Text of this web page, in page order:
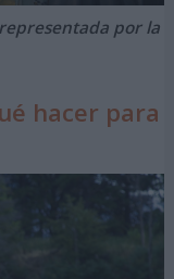
por la
hacer para